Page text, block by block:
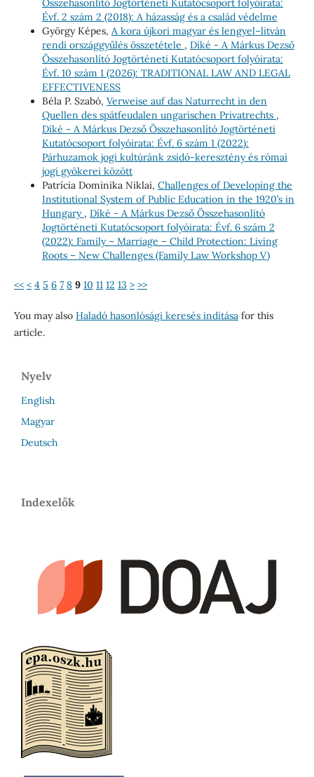
Összehasonlító Jogtörténeti Kutatócsoport folyóirata:
Évf. 2 szám 2 (2018): A házasság és a család védelme
György Képes, A kora újkori magyar és lengyel–litván
rendi országgyűlés összetétele , Díké - A Márkus Dezső
Összehasonlító Jogtörténeti Kutatócsoport folyóirata:
Évf. 10 szám 1 (2026): TRADITIONAL LAW AND LEGAL
EFFECTIVENESS
Béla P. Szabó, Verweise auf das Naturrecht in den
Quellen des spätfeudalen ungarischen Privatrechts ,
Díké - A Márkus Dezső Összehasonlító Jogtörténeti
Kutatócsoport folyóirata: Évf. 6 szám 1 (2022):
Párhuzamok jogi kultúránk zsidó-keresztény és római
jogi gyökerei között
Patrícia Dominika Niklai, Challenges of Developing the
Institutional System of Public Education in the 1920’s in
Hungary , Díké - A Márkus Dezső Összehasonlító
Jogtörténeti Kutatócsoport folyóirata: Évf. 6 szám 2
(2022): Family – Marriage – Child Protection: Living
Roots – New Challenges (Family Law Workshop V)
<< < 4 5 6 7 8 9 10 11 12 13 > >>
You may also Haladó hasonlósági keresés indításafor this
article.
Nyelv
English
Magyar
Deutsch
Indexelők